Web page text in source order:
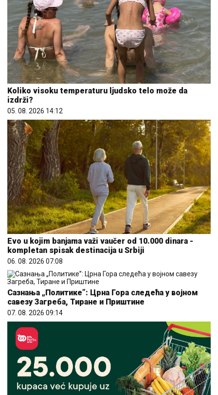
Koliko visoku temperaturu ljudsko telo može da
izdrži?
05. 08. 2026 14:12
Evo u kojim banjama važi vaučer od 10.000 dinara -
kompletan spisak destinacija u Srbiji
06. 08. 2026 07:08
Сазнања „Политике”: Црна Гора следећа у војном
савезу Загреба, Тиране и Приштине
07. 08. 2026 09:14